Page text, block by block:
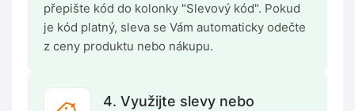
přepište kód do kolonky "Slevový kód". Pokud
je kód platný, sleva se Vám automaticky odečte
z ceny produktu nebo nákupu.
4. Využijte slevy nebo